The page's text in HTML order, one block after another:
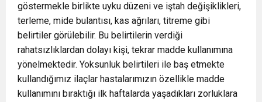
göstermekle birlikte uyku düzeni ve iştah değişiklikleri,
terleme, mide bulantısı, kas ağrıları, titreme gibi
belirtiler görülebilir. Bu belirtilerin verdiği
rahatsızlıklardan dolayı kişi, tekrar madde kullanımına
yönelmektedir. Yoksunluk belirtileri ile baş etmekte
kullandığımız ilaçlar hastalarımızın özellikle madde
kullanımını bıraktığı ilk haftalarda yaşadıkları zorluklara